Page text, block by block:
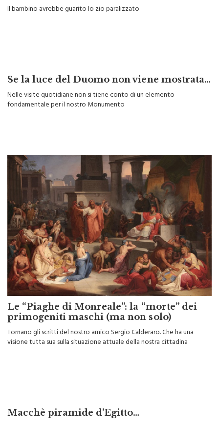
Il bambino avrebbe guarito lo zio paralizzato
Se la luce del Duomo non viene mostrata…
Nelle visite quotidiane non si tiene conto di un elemento
fondamentale per il nostro Monumento
Le “Piaghe di Monreale”: la “morte” dei
primogeniti maschi (ma non solo)
Tornano gli scritti del nostro amico Sergio Calderaro. Che ha una
visione tutta sua sulla situazione attuale della nostra cittadina
Macchè piramide d’Egitto…